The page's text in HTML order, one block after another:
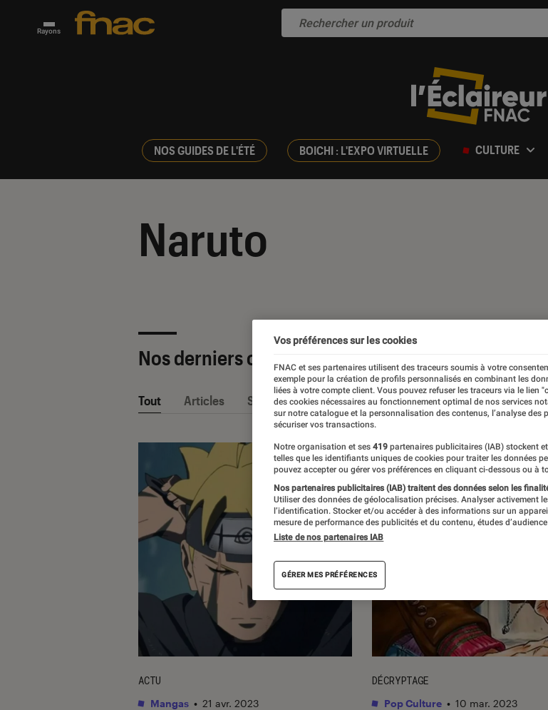
Rayons
NOS GUIDES DE L'ÉTÉ BOICHI : L'EXPO VIRTUELLE CULTURE
Naruto
Nos derniers contenus
Tout Articles Sélections et guides Tests
ACTU
Mangas • 21 avr. 2023
DÉCRYPTAGE
Pop Culture • 10 mar. 2023
Vos préférences sur les cookies
FNAC et ses partenaires utilisent des traceurs soumis à votre
exemple pour la création de profils personnalisés en combinant les
liées à votre compte client. Vous pouvez refuser les traceurs via le lien
des cookies nécessaires au fonctionnement optimal de nos services
sur notre catalogue et la personnalisation des contenus, l’analyse des
sécuriser vos transactions.
Notre organisation et ses 419 partenaires publicitaires (IAB) stockent
telles que les identifiants uniques de cookies pour traiter les données
pouvez accepter ou gérer vos préférences en cliquant ci-dessous ou à
Nos partenaires publicitaires (IAB) traitent des données selon les
Utiliser des données de géolocalisation précises. Analyser activement
l’identification. Stocker et/ou accéder à des informations sur un
mesure de performance des publicités et du contenu, études
Liste de nos partenaires IAB
GÉRER MES PRÉFÉRENCES